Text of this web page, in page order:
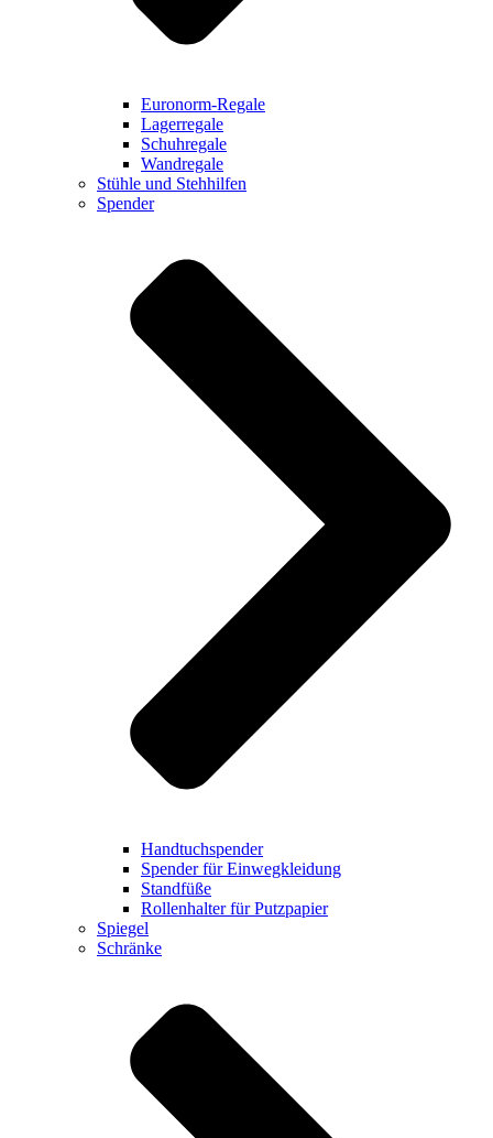
Euronorm-Regale
Lagerregale
Schuhregale
Wandregale
Stühle und Stehhilfen
Spender
Handtuchspender
Spender für Einwegkleidung
Standfüße
Rollenhalter für Putzpapier
Spiegel
Schränke